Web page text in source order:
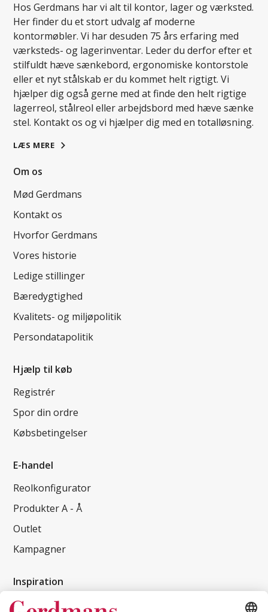
Hos Gerdmans har vi alt til kontor, lager og værksted.
Her finder du et stort udvalg af moderne
kontormøbler. Vi har desuden 75 års erfaring med
værksteds- og lagerinventar. Leder du derfor efter et
stilfuldt hæve sænkebord, ergonomiske kontorstole
eller et nyt stålskab er du kommet helt rigtigt. Vi
hjælper dig også gerne med at finde den helt rigtige
lagerreol, stålreol eller arbejdsbord med hæve sænke
stel. Kontakt os og vi hjælper dig med en totalløsning.
LÆS MERE
Om os
Mød Gerdmans
Kontakt os
Hvorfor Gerdmans
Vores historie
Ledige stillinger
Bæredygtighed
Kvalitets- og miljøpolitik
Persondatapolitik
Hjælp til køb
Registrér
Spor din ordre
Købsbetingelser
E-handel
Reolkonfigurator
Produkter A - Å
Outlet
Kampagner
Inspiration
Kundereferencer